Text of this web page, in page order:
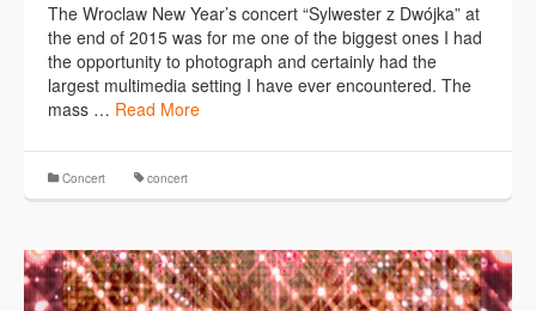
The Wroclaw New Year’s concert “Sylwester z Dwójka” at
the end of 2015 was for me one of the biggest ones I had
the opportunity to photograph and certainly had the
largest multimedia setting I have ever encountered. The
mass … Read More
Concert concert